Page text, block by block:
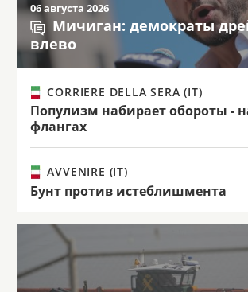
06 августа 2026
Мичиган: демократы
влево
CORRIERE DELLA SERA (IT)
Популизм набирает обороты -
флангах
AVVENIRE (IT)
Бунт против истеблишмента